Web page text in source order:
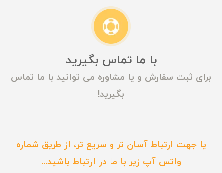
با ما تماس بگیرید
برای ثبت سفارش و یا مشاوره می توانید با ما تماس
بگیرید!
یا جهت ارتباط آسان تر و سریع تر، از طریق شماره
واتس آپ زیر با ما در ارتباط باشید...